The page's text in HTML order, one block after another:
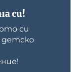
си!
си
детско